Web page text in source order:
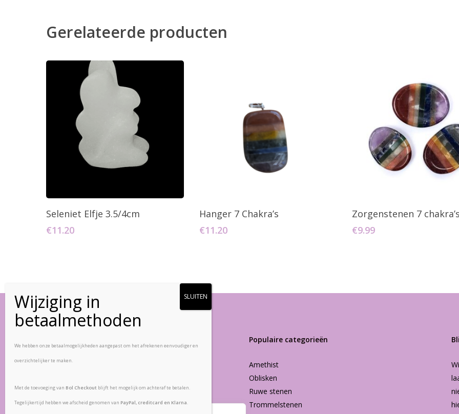
Gerelateerde producten
Toevoegen Aan Winkelwagen
Seleniet Elfje 3.5/4cm
€11.20
Toevoegen Aan Winkelwagen
Hanger 7 Chakra’s
€11.20
Toevoegen Aan
Zorgenstenen 7
€9.99
Zandpad-Driemond 5
Nederland
Populaire categorieën
Amethist
Oblisken
Ruwe stenen
Trommelstenen
We hebben onze betaalmogelijkheden aangepast om het afrekenen eenvoudiger en
overzichtelijker te maken.
Met de toevoeging van Bol Checkout blijft het mogelijk om achteraf te betalen.
Tegelijkertijd hebben we afscheid genomen van PayPal, creditcard en Klarna.